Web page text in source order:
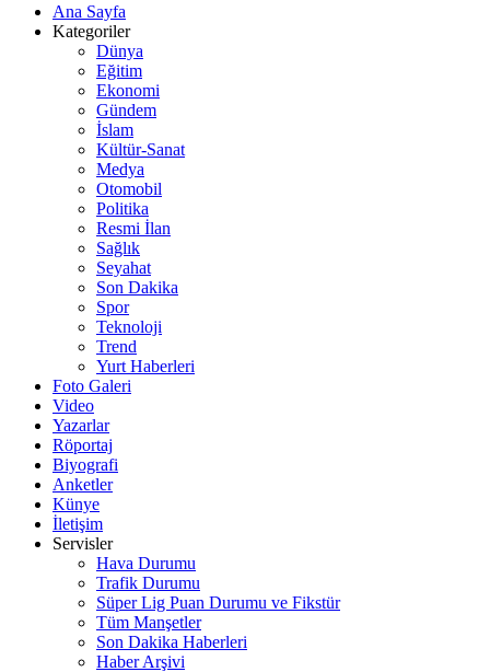
Ana Sayfa
Kategoriler
Dünya
Eğitim
Ekonomi
Gündem
İslam
Kültür-Sanat
Medya
Otomobil
Politika
Resmi İlan
Sağlık
Seyahat
Son Dakika
Spor
Teknoloji
Trend
Yurt Haberleri
Foto Galeri
Video
Yazarlar
Röportaj
Biyografi
Anketler
Künye
İletişim
Servisler
Hava Durumu
Trafik Durumu
Süper Lig Puan Durumu ve Fikstür
Tüm Manşetler
Son Dakika Haberleri
Haber Arşivi